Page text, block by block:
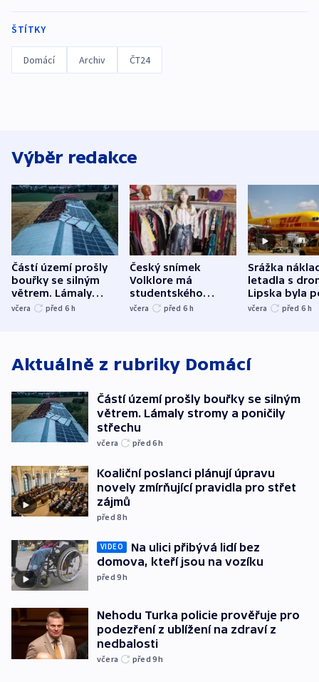
ŠTÍTKY
Domácí Archiv ČT24
Výběr redakce
Částí území prošly
bouřky se silným
větrem. Lámaly
stromy a poničily
včera před 6 h
Český snímek
Volklore má
studentského
Oscara, zabojuje o
včera před 6 h
Srážka
letadla s
Lipska byla
německého
včera před 6 h
Aktuálně z rubriky Domácí
Částí území prošly bouřky se silným
větrem. Lámaly stromy a poničily
střechu
včera před 6h
Koaliční poslanci plánují úpravu
novely zmírňující pravidla pro střet
zájmů
před 8h
VIDEO
Na ulici přibývá lidí bez
domova, kteří jsou na vozíku
před 9h
Nehodu Turka policie prověřuje pro
podezření z ublížení na zdraví z
nedbalosti
včera před 9h